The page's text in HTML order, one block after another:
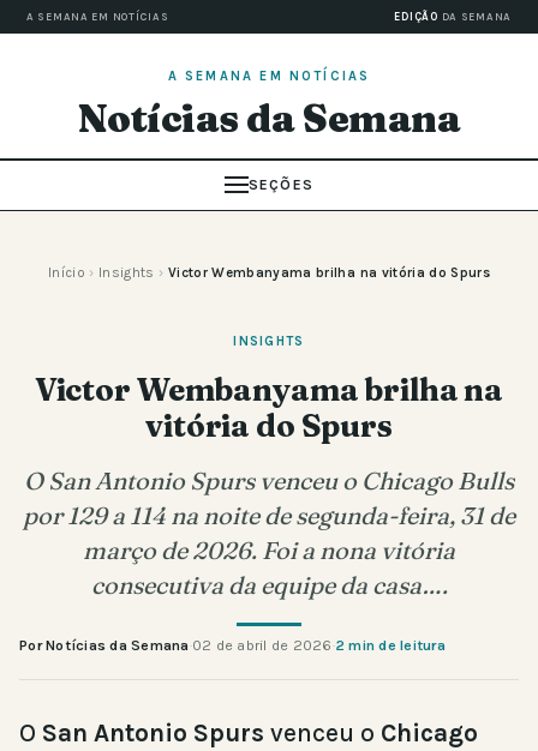
A SEMANA EM NOTÍCIAS EDIÇÃO DA SEMANA
A SEMANA EM NOTÍCIAS
Notícias da Semana
SEÇÕES
Início › Insights › Victor Wembanyama brilha na vitória do Spurs
INSIGHTS
Victor Wembanyama brilha na
vitória do Spurs
O San Antonio Spurs venceu o Chicago Bulls
por 129 a 114 na noite de segunda-feira, 31 de
março de 2026. Foi a nona vitória
consecutiva da equipe da casa….
Por Notícias da Semana·02 de abril de 2026·2 min de leitura
O San Antonio Spurs venceu o Chicago